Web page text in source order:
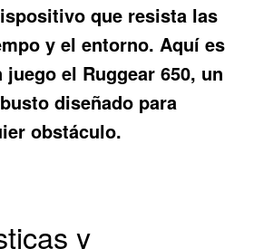
que resista las
y el entorno. Aquí es
juego el Ruggear 650, un
diseñado para
obstáculo.
y